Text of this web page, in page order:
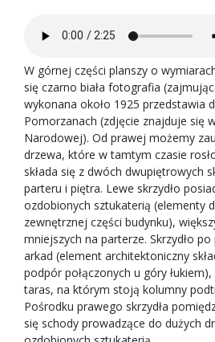
W górnej części planszy o
się czarno biała fotografia
wykonana około 1925 przedstawia
Pomorzanach (zdjęcie znajduje się
Narodowej). Od prawej możemy
drzewa, które w tamtym czasie
składa się z dwóch dwupiętrowych
parteru i piętra. Lewe skrzydło
ozdobionych sztukaterią (elementy
zewnętrznej części budynku),
mniejszych na parterze. Skrzydło
arkad (element architektoniczny
podpór połączonych u góry
taras, na którym stoją kolumny
Pośrodku prawego skrzydła
się schody prowadzące do dużych